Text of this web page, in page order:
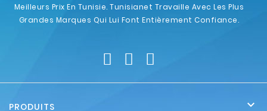
Meilleurs Prix En Tunisie. Tunisianet Travaille Avec Les Plus
Grandes Marques Qui Lui Font Entièrement Confiance.
PRODUITS 